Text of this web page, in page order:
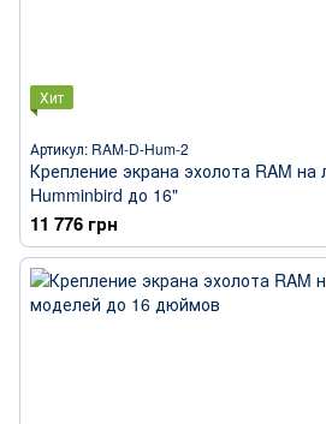
Хит
Артикул: RAM-D-Hum-2
Крепление экрана эхолота RAM
Humminbird до 16"
11 776 грн